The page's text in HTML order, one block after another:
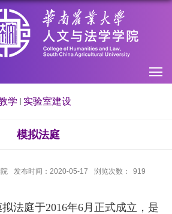
学 实验室建设
模拟法庭
发布时间：2020-05-17 浏览次数： 919
法庭于2016年6月正式成立，是